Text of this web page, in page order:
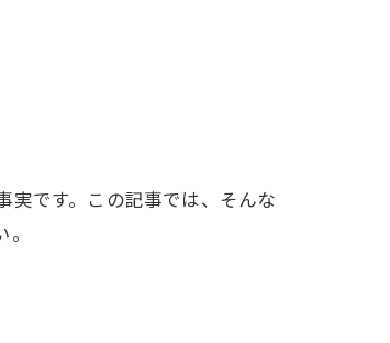
実です。この記事では、そんな